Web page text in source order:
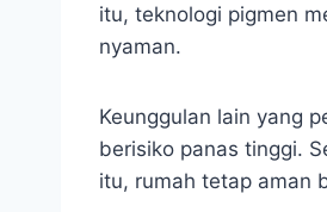
itu, teknologi pigmen
nyaman.
Keunggulan lain yang
berisiko panas tinggi.
itu, rumah tetap aman